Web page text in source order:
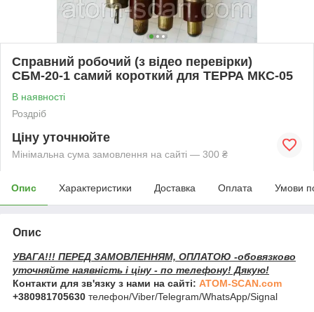
Справний робочий (з відео перевірки)
СБМ-20-1 самий короткий для ТЕРРА МКС-05
В наявності
Роздріб
Ціну уточнюйте
Мінімальна сума замовлення на сайті — 300 ₴
Опис Характеристики Доставка Оплата Умови
Опис
УВАГА!!! ПЕРЕД ЗАМОВЛЕННЯМ, ОПЛАТОЮ -обовязково
уточняйте наявність і ціну - по телефону! Дякую!
Контакти для зв'язку з нами на сайті: ATOM-SCAN.com
+380981705630 телефон/Viber/Telegram/WhatsApp/Signal